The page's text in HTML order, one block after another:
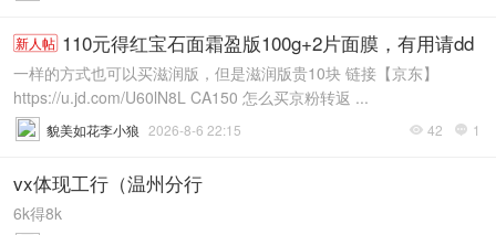
新人帖 110元得红宝石面霜盈版100g+2片面膜，有用请dd
一样的方式也可以买滋润版，但是滋润版贵10块 链接【京东】
https://u.jd.com/U60lN8L CA150 怎么买京粉转返 ...
 42  1
貌美如花李小狼 2026-8-6 22:15
vx体现工行（温州分行
6k得8k